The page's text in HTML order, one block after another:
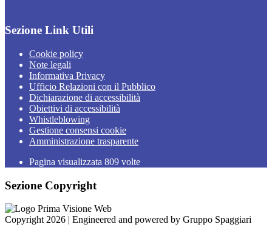
Sezione Link Utili
Cookie policy
Note legali
Informativa Privacy
Ufficio Relazioni con il Pubblico
Dichiarazione di accessibilità
Obiettivi di accessibilità
Whistleblowing
Gestione consensi cookie
Amministrazione trasparente
Pagina visualizzata 809 volte
Sezione Copyright
Copyright 2026 | Engineered and powered by Gruppo Spaggiari